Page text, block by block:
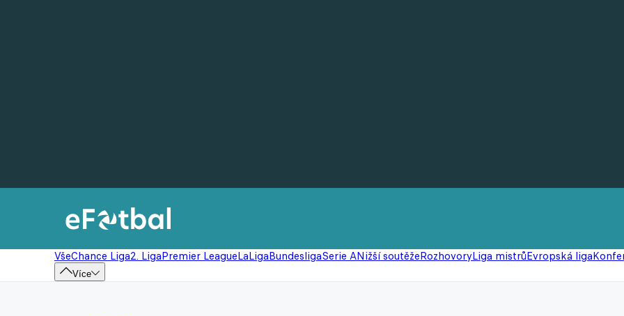
VšeChance Liga2. LigaPremier LeagueLaLigaBundesligaSerie ANižší soutěžeRozhovoryLiga mistrůEvropská liga
Více